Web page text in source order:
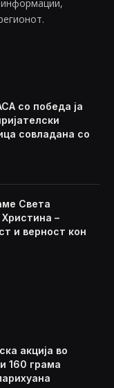
информации,
со победа ја
совладана со
Света
–
и верност кон
акција во
160 грама